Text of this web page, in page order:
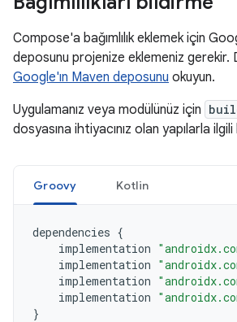
Compose'a bağımlılık eklemek için
deposunu projenize eklemeniz gerekir.
Google'ın Maven deposunu okuyun.
Uygulamanız veya modülünüz için
dosyasına ihtiyacınız olan yapılarla ilgili
Groovy Kotlin
dependencies {
implementation
implementation
implementation
implementation
}